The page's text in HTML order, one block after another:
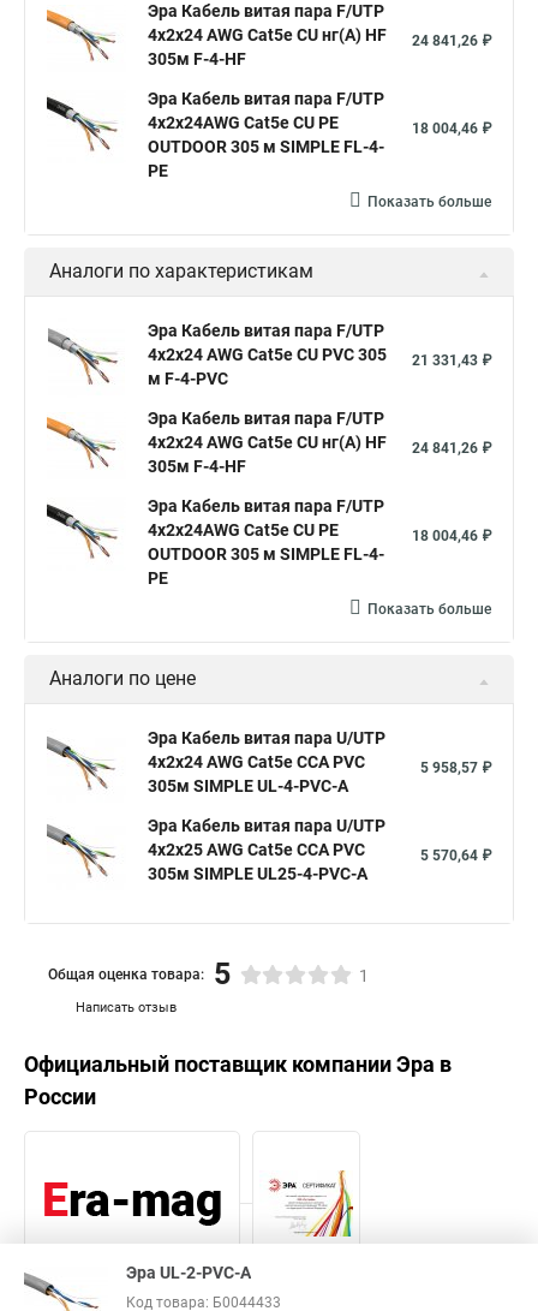
Эра Кабель витая пара F/UTP
4x2x24 AWG Cat5e CU нг(А) HF
305м F-4-HF
24 841,26 ₽
Эра Кабель витая пара F/UTP
4x2x24AWG Cat5e CU PE
OUTDOOR 305 м SIMPLE FL-4-
PE
18 004,46 ₽
Показать больше
Аналоги по характеристикам
Эра Кабель витая пара F/UTP
4x2x24 AWG Cat5e CU PVC 305
м F-4-PVC
21 331,43 ₽
Эра Кабель витая пара F/UTP
4x2x24 AWG Cat5e CU нг(А) HF
305м F-4-HF
24 841,26 ₽
Эра Кабель витая пара F/UTP
4x2x24AWG Cat5e CU PE
OUTDOOR 305 м SIMPLE FL-4-
PE
18 004,46 ₽
Показать больше
Аналоги по цене
Эра Кабель витая пара U/UTP
4x2x24 AWG Cat5e CCA PVC
305м SIMPLE UL-4-PVC-A
5 958,57 ₽
Эра Кабель витая пара U/UTP
4x2x25 AWG Cat5e CCA PVC
305м SIMPLE UL25-4-PVC-A
5 570,64 ₽
Написать отзыв
Общая оценка товара: 5 1
Официальный поставщик компанииЭра в
России
Эра UL-2-PVC-A
Код товара: Б0044433